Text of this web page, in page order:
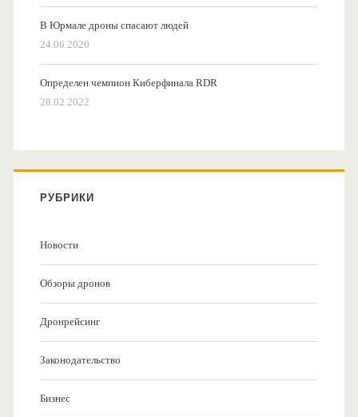
В Юрмале дроны спасают людей
24.06.2020
Определен чемпион Киберфинала RDR
28.02.2022
РУБРИКИ
Новости
Обзоры дронов
Дронрейсинг
Законодательство
Бизнес